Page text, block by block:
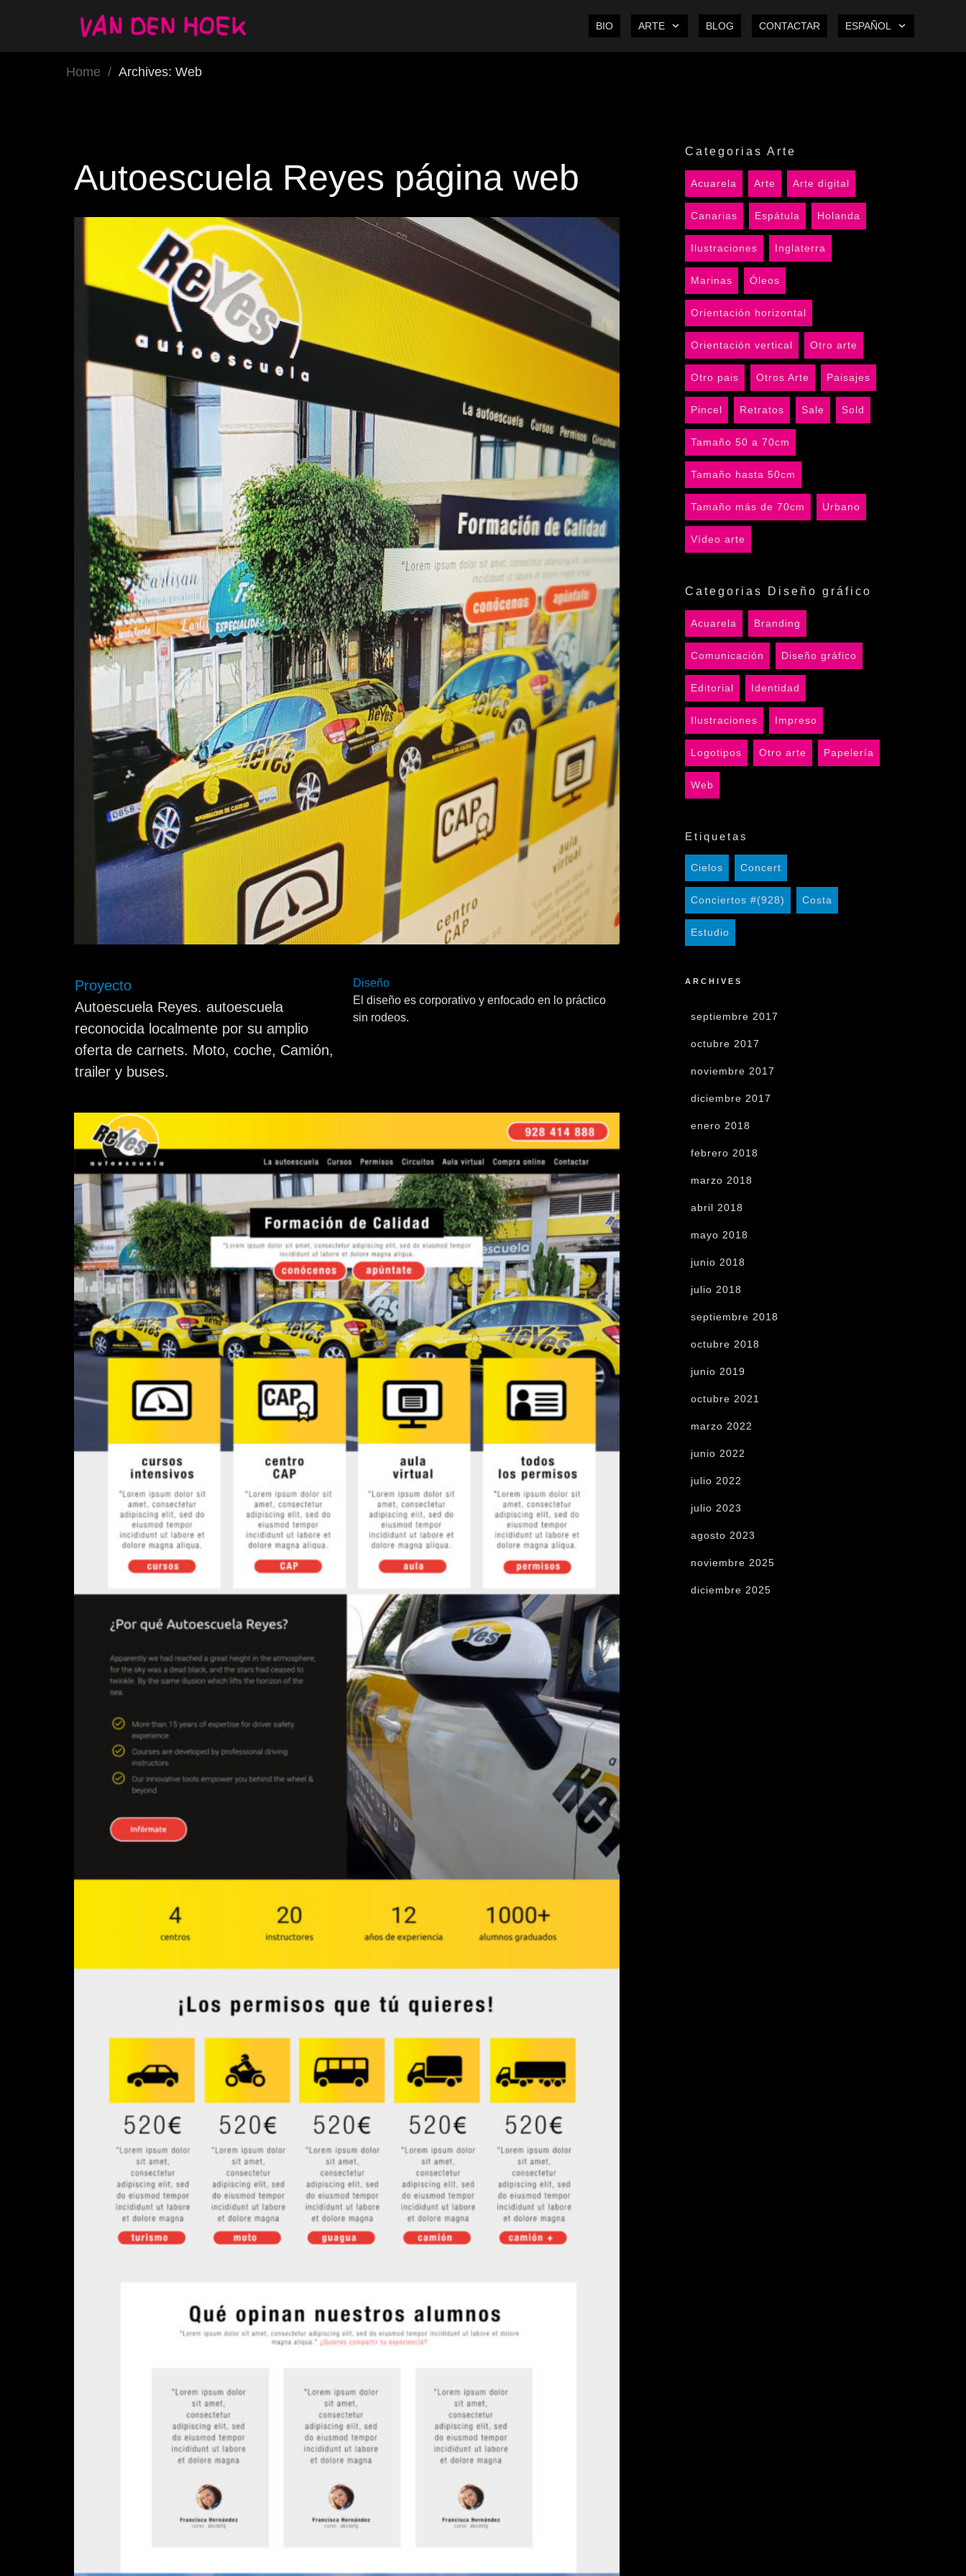
BIO ARTE BLOG CONTACTAR ESPAÑOL
Home / Archives: Web
Autoescuela Reyes página web
Proyecto
Autoescuela Reyes. autoescuela
reconocida localmente por su amplio
oferta de carnets. Moto, coche, Camión,
trailer y buses.
Diseño
El diseño es corporativo y enfocado en lo práctico
sin rodeos.
Categorias Arte
Acuarela Arte Arte digital
Canarias Espátula Holanda
Ilustraciones Inglaterra
Marinas Óleos
Orientación horizontal
Orientación vertical Otro arte
Otro pais Otros Arte Paisajes
Pincel Retratos Sale Sold
Tamaño 50 a 70cm
Tamaño hasta 50cm
Tamaño más de 70cm Urbano
Vídeo arte
Categorias Diseño gráfico
Acuarela Branding
Comunicación Diseño gráfico
Editorial Identidad
Ilustraciones Impreso
Logotipos Otro arte Papelería
Web
Etiquetas
Cielos Concert
Conciertos #(928) Costa
Estudio
ARCHIVES
septiembre 2017
octubre 2017
noviembre 2017
diciembre 2017
enero 2018
febrero 2018
marzo 2018
abril 2018
mayo 2018
junio 2018
julio 2018
septiembre 2018
octubre 2018
junio 2019
octubre 2021
marzo 2022
junio 2022
julio 2022
julio 2023
agosto 2023
noviembre 2025
diciembre 2025